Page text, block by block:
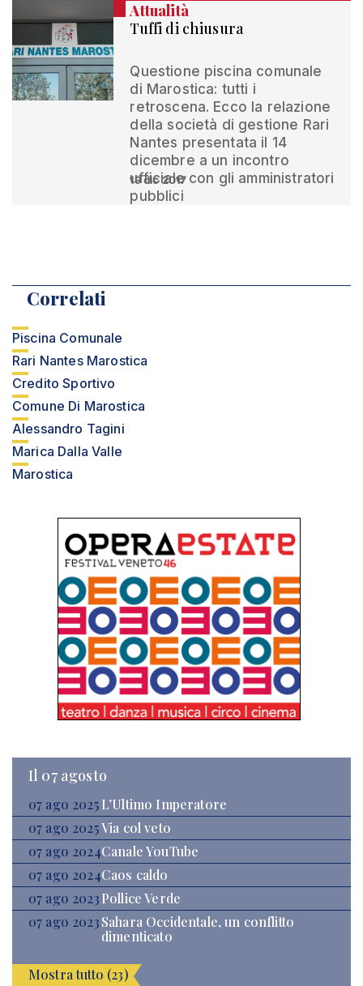
Attualità
Tuffi di chiusura
Questione piscina comunale
di Marostica: tutti i
retroscena. Ecco la relazione
della società di gestione Rari
Nantes presentata il 14
dicembre a un incontro
ufficiale con gli amministratori
pubblici
19 dic 2017
Correlati
Piscina Comunale
Rari Nantes Marostica
Credito Sportivo
Comune Di Marostica
Alessandro Tagini
Marica Dalla Valle
Marostica
Il 07 agosto
07 ago 2025 L’Ultimo Imperatore
07 ago 2025Via col veto
07 ago 2024Canale YouTube
07 ago 2024Caos caldo
07 ago 2023Pollice Verde
07 ago 2023Sahara Occidentale, un conflitto
dimenticato
Mostra tutto (23)